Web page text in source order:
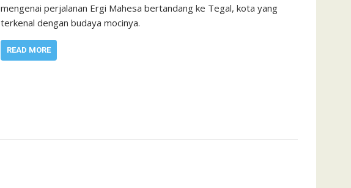
mengenai perjalanan Ergi Mahesa bertandang ke Tegal, kota yang
terkenal dengan budaya mocinya.
READ MORE